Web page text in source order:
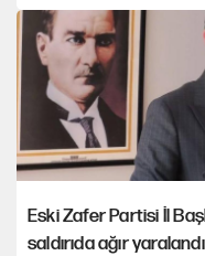
Eski Zafer Partisi İl
saldırıda ağır yaralandı